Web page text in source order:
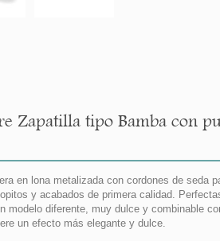
Zapatilla tipo Bamba con
en lona metalizada con cordones de seda
y acabados de primera calidad.
modelo diferente, muy dulce y combinable
un efecto más elegante y dulce.